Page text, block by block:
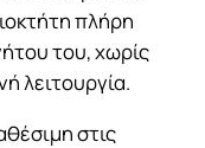
πλήρη
του, χωρίς
λειτουργία.
στις